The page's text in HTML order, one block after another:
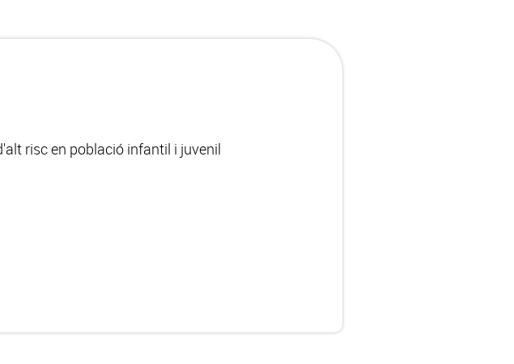
risc en població infantil i juvenil